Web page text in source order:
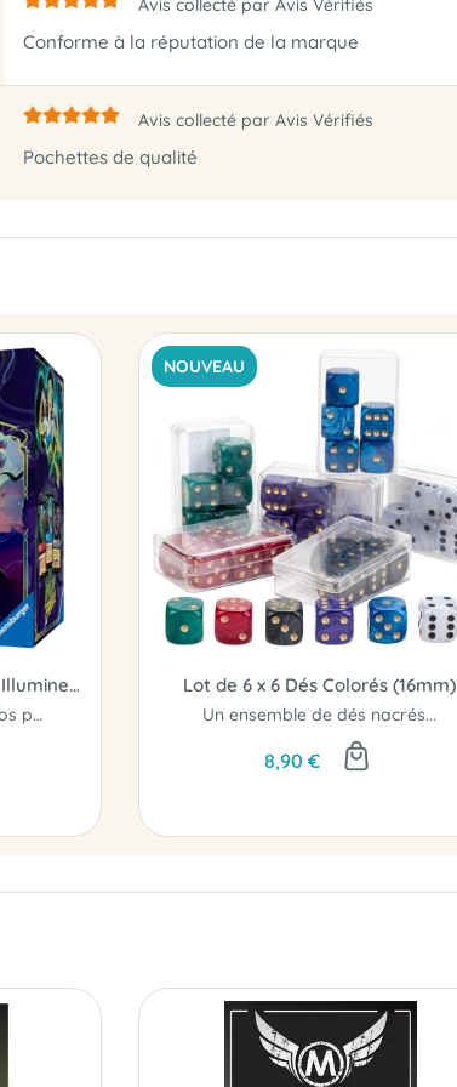
Avis collecté par Avis Vérifiés
Conforme à la réputation de la marque
Avis collecté par Avis Vérifiés
Pochettes de qualité
Disney Lorcana - Trésor des Illumineurs (Trove Pack) - Chapitre 13 : Invasion Épineuse
Un coffret pour enrichir vos parties de Lorcana...
NOUVEAU
Lot de 6 x 6 Dés Colorés (16mm)
Un ensemble de dés nacrés...
8,90 €